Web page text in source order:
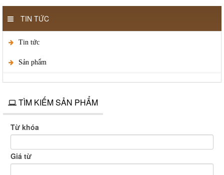
TIN TỨC
Tin tức
Sản phẩm
TÌM KIẾM SẢN PHẨM
Từ khóa
Giá từ